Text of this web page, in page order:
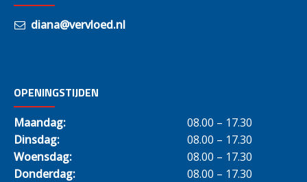
diana@vervloed.nl
OPENINGSTIJDEN
Maandag:
08.00 – 17.30
Dinsdag:
08.00 – 17.30
Woensdag:
08.00 – 17.30
Donderdag:
08.00 – 17.30